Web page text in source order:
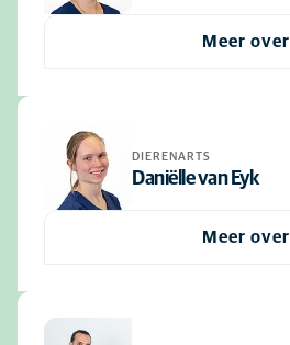
Meer over
DIERENARTS
Daniëlle van Eyk
Meer over